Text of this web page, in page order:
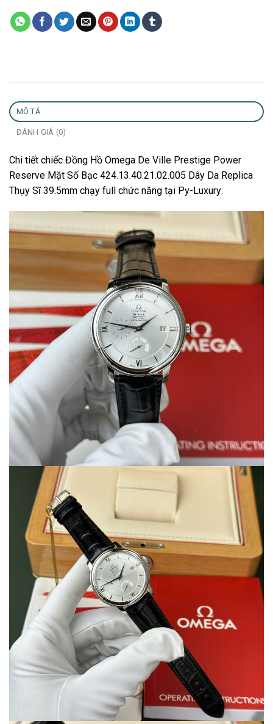
MÔ TẢ
ĐÁNH GIÁ (0)
Chi tiết chiếc Đồng Hồ Omega De Ville Prestige Power
Reserve Mặt Số Bạc 424.13.40.21.02.005 Dây Da Replica
Thụy Sĩ 39.5mm chạy full chức năng tại Py-Luxury: